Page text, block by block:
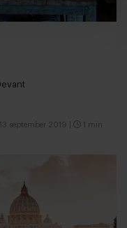
13 september 2019 1 min